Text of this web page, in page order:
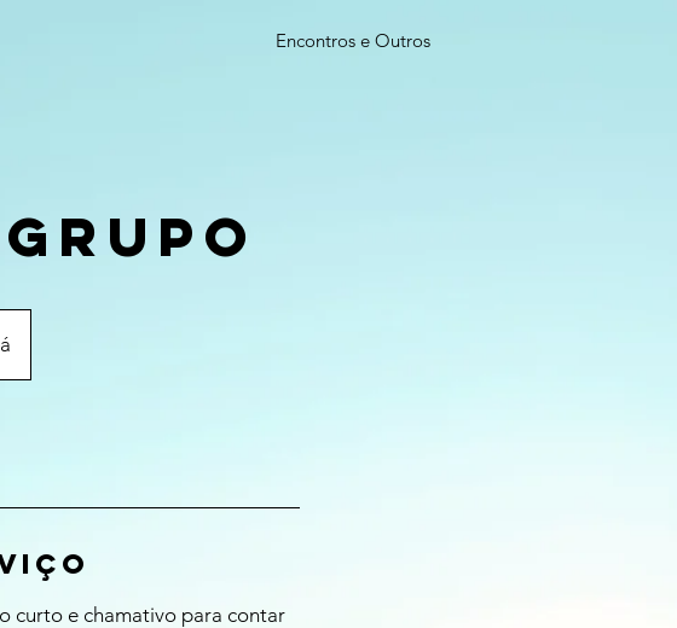
Encontros e Outros
curto e chamativo para contar